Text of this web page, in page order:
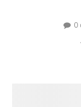
0